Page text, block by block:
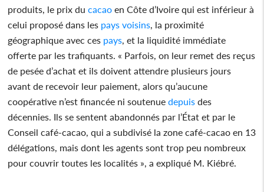
produits, le prix du cacao en Côte d’Ivoire qui est inférieur à
celui proposé dans les pays voisins, la proximité
géographique avec ces pays, et la liquidité immédiate
offerte par les trafiquants. « Parfois, on leur remet des reçus
de pesée d’achat et ils doivent attendre plusieurs jours
avant de recevoir leur paiement, alors qu’aucune
coopérative n’est financée ni soutenue depuis des
décennies. Ils se sentent abandonnés par l’État et par le
Conseil café-cacao, qui a subdivisé la zone café-cacao en 13
délégations, mais dont les agents sont trop peu nombreux
pour couvrir toutes les localités », a expliqué M. Kiébré.